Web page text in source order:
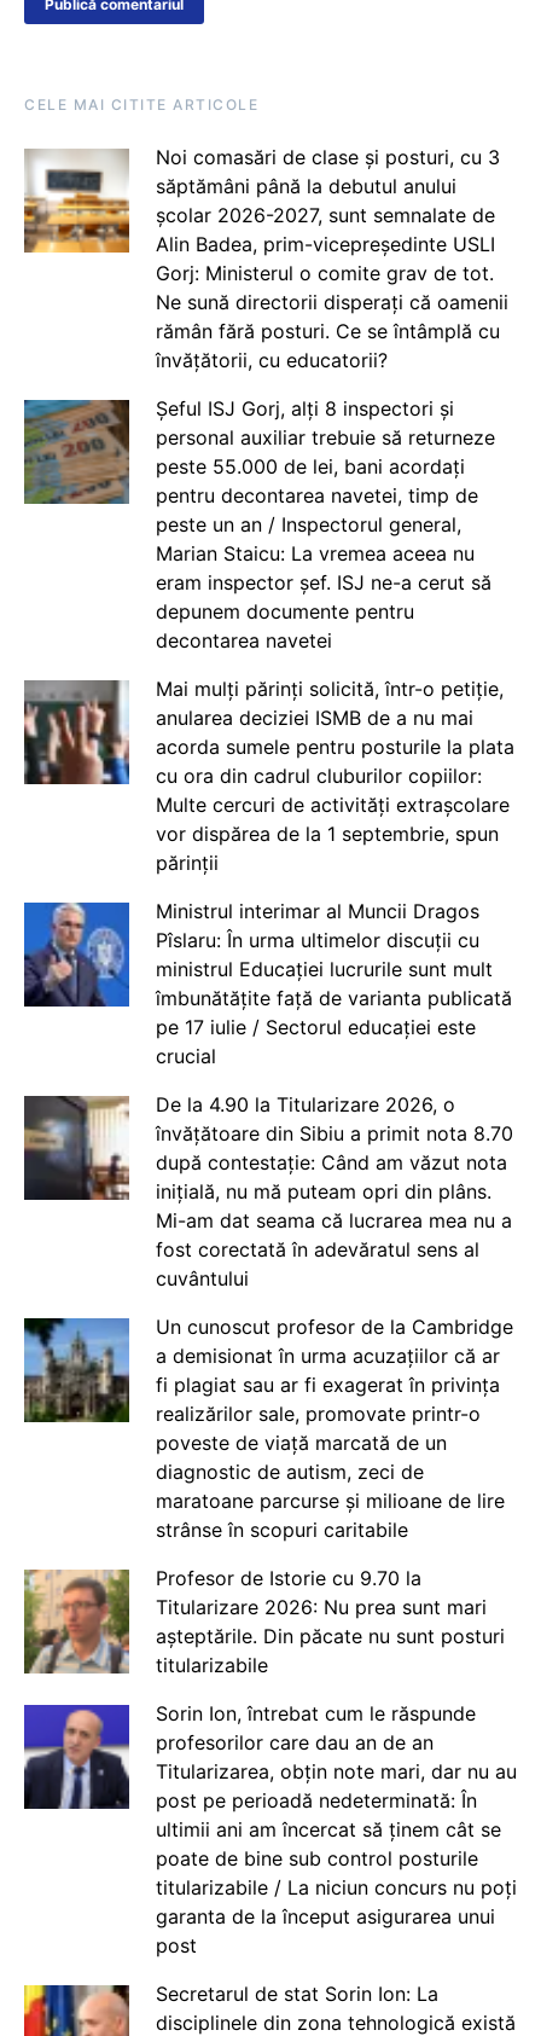
CELE MAI CITITE ARTICOLE
Noi comasări de clase și posturi, cu 3
săptămâni până la debutul anului
școlar 2026-2027, sunt semnalate de
Alin Badea, prim-vicepreședinte USLI
Gorj: Ministerul o comite grav de tot.
Ne sună directorii disperați că oamenii
rămân fără posturi. Ce se întâmplă cu
învățătorii, cu educatorii?
Șeful ISJ Gorj, alți 8 inspectori și
personal auxiliar trebuie să returneze
peste 55.000 de lei, bani acordați
pentru decontarea navetei, timp de
peste un an / Inspectorul general,
Marian Staicu: La vremea aceea nu
eram inspector șef. ISJ ne-a cerut să
depunem documente pentru
decontarea navetei
Mai mulți părinți solicită, într-o petiție,
anularea deciziei ISMB de a nu mai
acorda sumele pentru posturile la plata
cu ora din cadrul cluburilor copiilor:
Multe cercuri de activități extrașcolare
vor dispărea de la 1 septembrie, spun
părinții
Ministrul interimar al Muncii Dragos
Pîslaru: În urma ultimelor discuții cu
ministrul Educației lucrurile sunt mult
îmbunătățite față de varianta publicată
pe 17 iulie / Sectorul educației este
crucial
De la 4.90 la Titularizare 2026, o
învățătoare din Sibiu a primit nota 8.70
după contestație: Când am văzut nota
inițială, nu mă puteam opri din plâns.
Mi-am dat seama că lucrarea mea nu a
fost corectată în adevăratul sens al
cuvântului
Un cunoscut profesor de la Cambridge
a demisionat în urma acuzațiilor că ar
fi plagiat sau ar fi exagerat în privința
realizărilor sale, promovate printr-o
poveste de viață marcată de un
diagnostic de autism, zeci de
maratoane parcurse și milioane de lire
strânse în scopuri caritabile
Profesor de Istorie cu 9.70 la
Titularizare 2026: Nu prea sunt mari
așteptările. Din păcate nu sunt posturi
titularizabile
Sorin Ion, întrebat cum le răspunde
profesorilor care dau an de an
Titularizarea, obțin note mari, dar nu au
post pe perioadă nedeterminată: În
ultimii ani am încercat să ținem cât se
poate de bine sub control posturile
titularizabile / La niciun concurs nu poți
garanta de la început asigurarea unui
post
Secretarul de stat Sorin Ion: La
disciplinele din zona tehnologică există